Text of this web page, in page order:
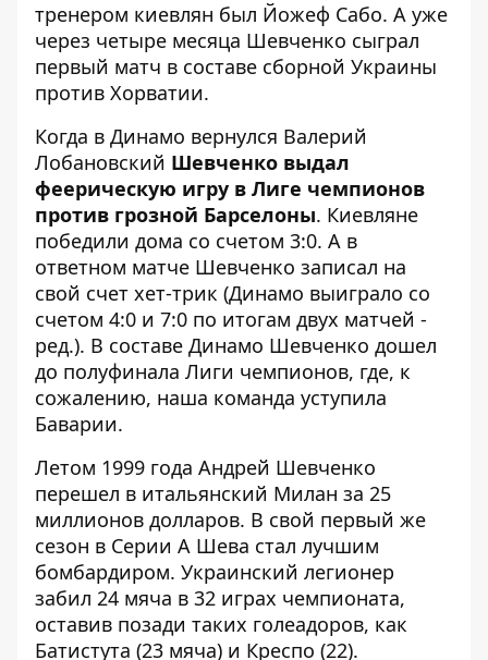
тренером киевлян был Йожеф Сабо. А уже
через четыре месяца Шевченко сыграл
первый матч в составе сборной Украины
против Хорватии.
Когда в Динамо вернулся Валерий
Лобановский Шевченко выдал
феерическую игру в Лиге чемпионов
против грозной Барселоны. Киевляне
победили дома со счетом 3:0. А в
ответном матче Шевченко записал на
свой счет хет-трик (Динамо выиграло со
счетом 4:0 и 7:0 по итогам двух матчей -
ред.). В составе Динамо Шевченко дошел
до полуфинала Лиги чемпионов, где, к
сожалению, наша команда уступила
Баварии.
Летом 1999 года Андрей Шевченко
перешел в итальянский Милан за 25
миллионов долларов. В свой первый же
сезон в Серии А Шева стал лучшим
бомбардиром. Украинский легионер
забил 24 мяча в 32 играх чемпионата,
оставив позади таких голеадоров, как
Батистута (23 мяча) и Креспо (22).